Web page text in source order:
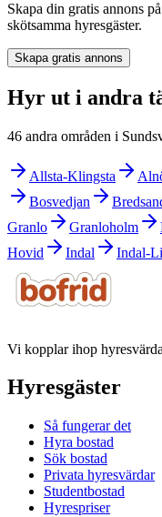
Skapa din gratis annons
skötsamma hyresgäster.
Skapa gratis annons
Hyr ut i andra
46 andra områden i
Allsta-Klingsta
Bosvedjan
Granlo
Granloholm
Hovid
Indal Indal-
Vi kopplar ihop
Hyresgäster
Så fungerar det
Hyra bostad
Sök bostad
Privata hyresvärdar
Studentbostad
Hyrespriser